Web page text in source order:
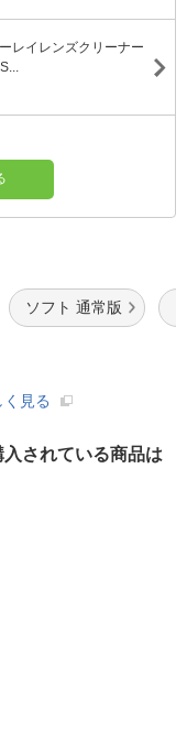
レイレンズクリーナー
ソフト 通常版
見る
されている商品は